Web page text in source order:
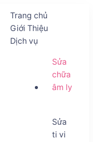
Trang chủ
Giới Thiệu
Dịch vụ
Sửa
chữa
âm ly
Sửa
ti vi